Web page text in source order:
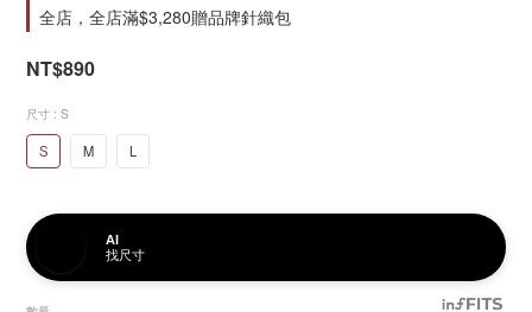
全店，全店滿$3,280贈品牌針織包
NT$890
尺寸 : S
S M L
AI
找尺寸